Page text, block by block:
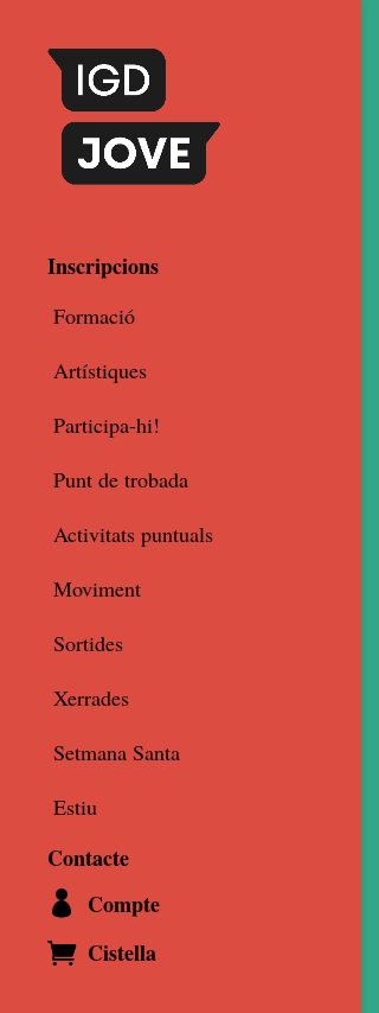
Inscripcions
Formació
Artístiques
Participa-hi!
Punt de trobada
Activitats puntuals
Moviment
Sortides
Xerrades
Setmana Santa
Estiu
Contacte
Compte